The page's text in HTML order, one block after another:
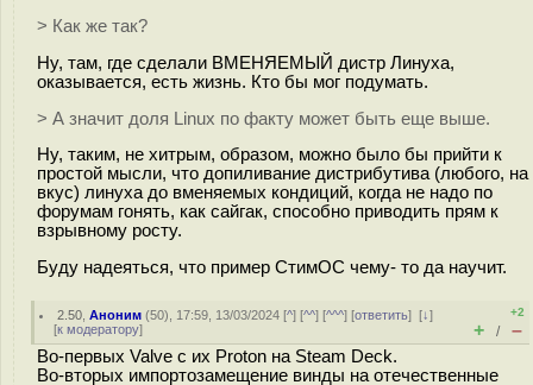
> Как же так?
Ну, там, где сделали ВМЕНЯЕМЫЙ дистр Линуха,
оказывается, есть жизнь. Кто бы мог подумать.
> А значит доля Linux по факту может быть еще выше.
Ну, таким, не хитрым, образом, можно было бы прийти к
простой мысли, что допиливание дистрибутива (любого, на
вкус) линуха до вменяемых кондиций, когда не надо по
форумам гонять, как сайгак, способно приводить прям к
взрывному росту.
Буду надеяться, что пример СтимОС чему- то да научит.
2.50 ,Аноним (50), 17:59, 13/03/2024 [^] [^^] [^^^] [ответить][↓]
[к модератору]
+2
+ / –
Во-первых Valve с их Proton на Steam Deck.
Во-вторых импортозамещение винды на отечественные